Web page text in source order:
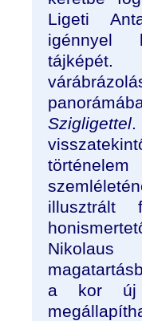
Ligeti
igénnyel
Szigligettel
illusztrált
Nikolaus
a kor új